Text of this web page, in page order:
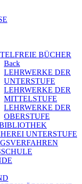
BÜCHER
Back
LEHRWERKE DER
UNTERSTUFE
LEHRWERKE DER
MITTELSTUFE
LEHRWERKE DER
OBERSTUFE
UNTERSTUFE